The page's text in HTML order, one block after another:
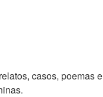
casos, poemas